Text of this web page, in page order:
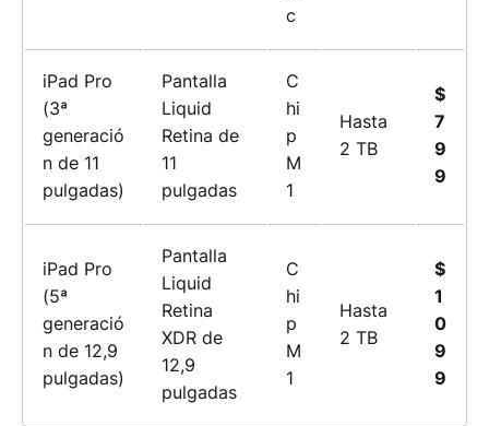
c
iPad Pro
(3ª
generació
n de 11
pulgadas)
Pantalla
Liquid
Retina de
11
pulgadas
C
hi
p
M
1
Hasta
2 TB
$
7
9
9
iPad Pro
(5ª
generació
n de 12,9
pulgadas)
Pantalla
Liquid
Retina
XDR de
12,9
pulgadas
C
hi
p
M
1
Hasta
2 TB
$
1
0
9
9